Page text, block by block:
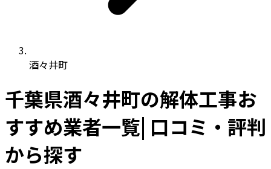
酒々井町
千葉県酒々井町の解体工事お
すすめ業者一覧| 口コミ・評判
から探す